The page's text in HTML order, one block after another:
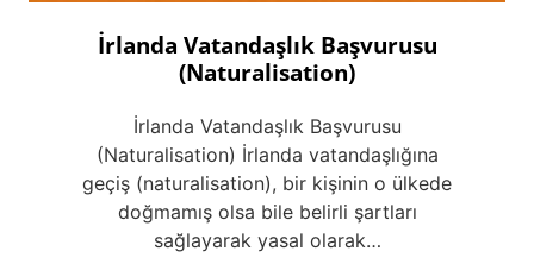
İrlanda Vatandaşlık Başvurusu
(Naturalisation)
İrlanda Vatandaşlık Başvurusu
(Naturalisation) İrlanda vatandaşlığına
geçiş (naturalisation), bir kişinin o ülkede
doğmamış olsa bile belirli şartları
sağlayarak yasal olarak…